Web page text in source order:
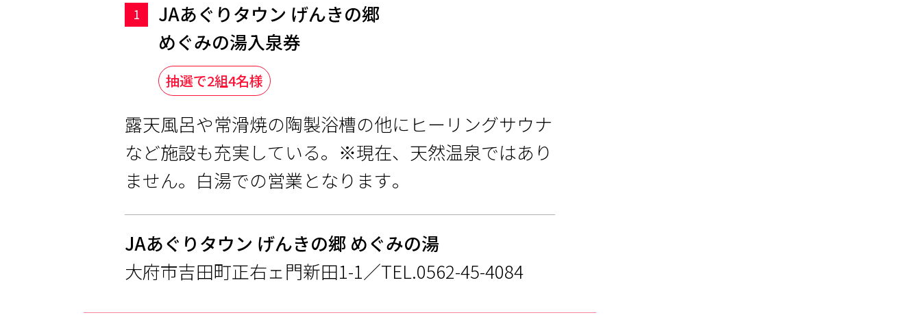
1
JAあぐりタウン げんきの郷
めぐみの湯入泉券
抽選で2組4名様
露天風呂や常滑焼の陶製浴槽の他にヒーリングサウナ
など施設も充実している。※現在、天然温泉ではあり
ません。白湯での営業となります。
JAあぐりタウン げんきの郷 めぐみの湯
大府市吉田町正右ェ門新田1-1／TEL.0562-45-4084